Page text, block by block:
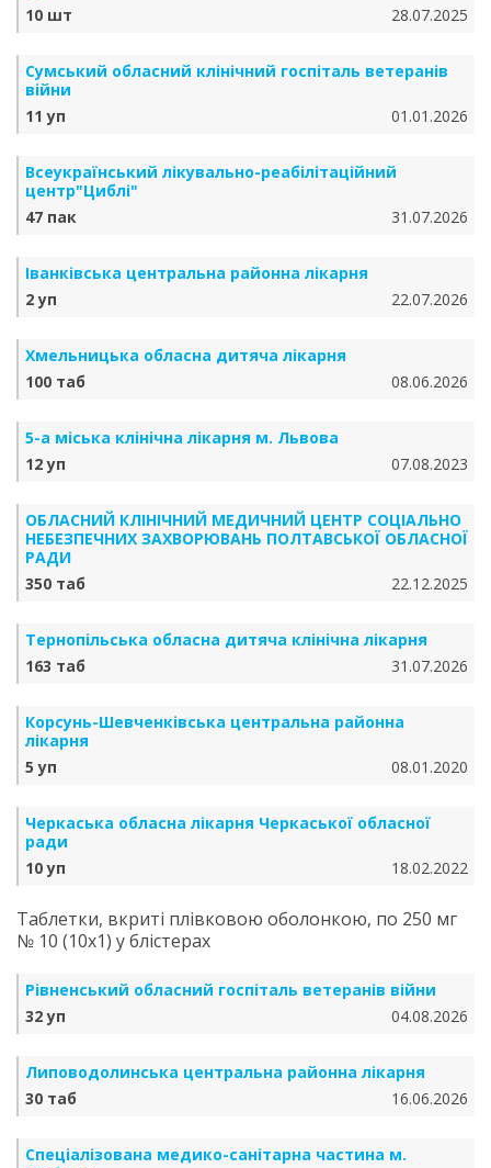
10 шт
28.07.2025
Сумський обласний клінічний госпіталь ветеранів
війни
11 уп
01.01.2026
Всеукраїнський лікувально-реабілітаційний
центр"Циблі"
47 пак
31.07.2026
Іванківська центральна районна лікарня
2 уп
22.07.2026
Хмельницька обласна дитяча лікарня
100 таб
08.06.2026
5-а міська клінічна лікарня м. Львова
12 уп
07.08.2023
ОБЛАСНИЙ КЛІНІЧНИЙ МЕДИЧНИЙ ЦЕНТР СОЦІАЛЬНО
НЕБЕЗПЕЧНИХ ЗАХВОРЮВАНЬ ПОЛТАВСЬКОЇ ОБЛАСНОЇ
РАДИ
350 таб
22.12.2025
Тернопільська обласна дитяча клінічна лікарня
163 таб
31.07.2026
Корсунь-Шевченківська центральна районна
лікарня
5 уп
08.01.2020
Черкаська обласна лікарня Черкаської обласної
ради
10 уп
18.02.2022
Таблетки, вкриті плівковою оболонкою, по 250 мг
№ 10 (10х1) у блістерах
Рівненський обласний госпіталь ветеранів війни
32 уп
04.08.2026
Липоводолинська центральна районна лікарня
30 таб
16.06.2026
Спеціалізована медико-санітарна частина м.